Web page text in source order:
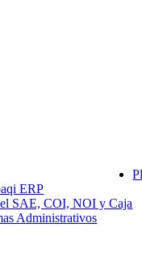
ERP
SAE, COI, NOI y Caja
Administrativos